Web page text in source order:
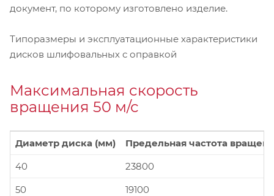
документ, по которому изготовлено изделие.
Типоразмеры и эксплуатационные характеристики
дисков шлифовальных с оправкой
Максимальная скорость
вращения 50 м/с
Диаметр диска (мм)
Предельная частота
40
23800
50
19100